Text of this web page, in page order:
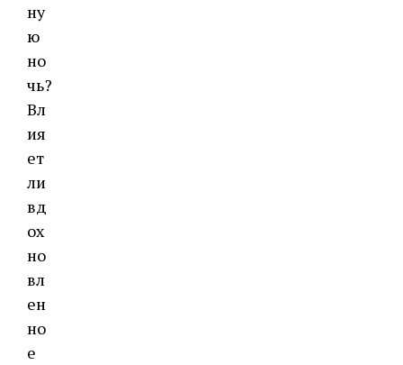
ну
ю
но
чь?
Вл
ия
ет
ли
вд
ох
но
вл
ен
но
е